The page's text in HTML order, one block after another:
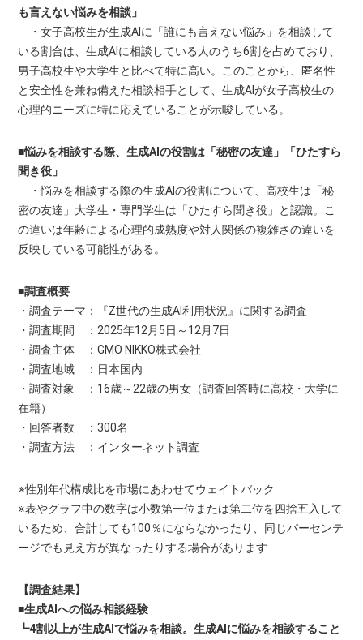
も言えない悩みを相談」
・女子高校生が生成AIに「誰にも言えない悩み」を相談して
いる割合は、生成AIに相談している人のうち6割を占めており、
男子高校生や大学生と比べて特に高い。このことから、匿名性
と安全性を兼ね備えた相談相手として、生成AIが女子高校生の
心理的ニーズに特に応えていることが示唆している。
■悩みを相談する際、生成AIの役割は「秘密の友達」「ひたすら
聞き役」
・悩みを相談する際の生成AIの役割について、高校生は「秘
密の友達」大学生・専門学生は「ひたすら聞き役」と認識。こ
の違いは年齢による心理的成熟度や対人関係の複雑さの違いを
反映している可能性がある。
■調査概要
・調査テーマ：『Z世代の生成AI利用状況』に関する調査
・調査期間 ：2025年12月5日～12月7日
・調査主体 ：GMO NIKKO株式会社
・調査地域 ：日本国内
・調査対象 ：16歳～22歳の男女（調査回答時に高校・大学に
在籍）
・回答者数 ：300名
・調査方法 ：インターネット調査
※性別年代構成比を市場にあわせてウェイトバック
※表やグラフ中の数字は小数第一位または第二位を四捨五入して
いるため、合計しても100％にならなかったり、同じパーセンテ
ージでも見え方が異なったりする場合があります
【調査結果】
■生成AIへの悩み相談経験
┗4割以上が生成AIで悩みを相談。生成AIに悩みを相談すること